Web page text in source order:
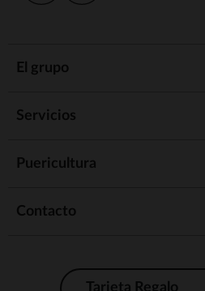
El grupo
Servicios
Puericultura
Contacto
Tarjeta Regalo